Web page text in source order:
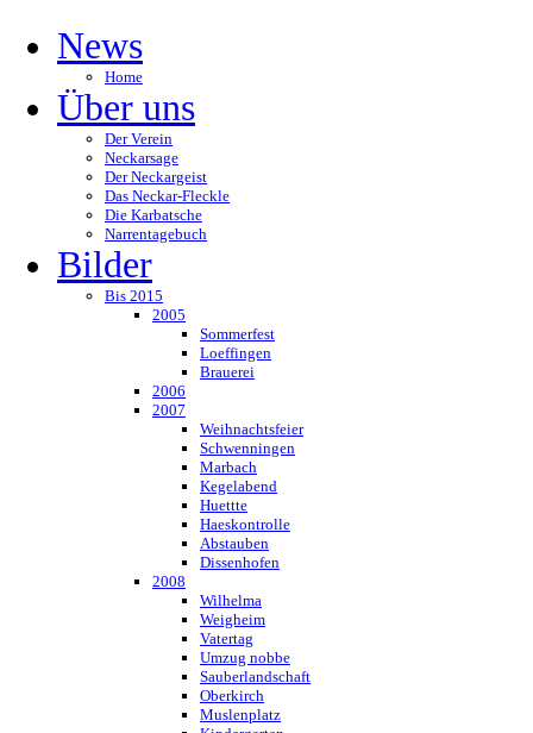
News
Home
Über uns
Der Verein
Neckarsage
Der Neckargeist
Das Neckar-Fleckle
Die Karbatsche
Narrentagebuch
Bilder
Bis 2015
2005
Sommerfest
Loeffingen
Brauerei
2006
2007
Weihnachtsfeier
Schwenningen
Marbach
Kegelabend
Huettte
Haeskontrolle
Abstauben
Dissenhofen
2008
Wilhelma
Weigheim
Vatertag
Umzug nobbe
Sauberlandschaft
Oberkirch
Muslenplatz